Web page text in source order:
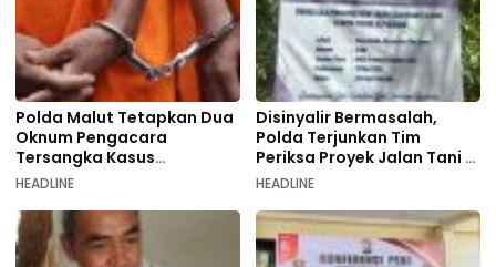
Polda Malut Tetapkan Dua
Oknum Pengacara
Tersangka Kasus
Pemalsuan Dokumen
HEADLINE
Disinyalir Bermasalah,
Polda Terjunkan Tim
Periksa Proyek Jalan Tani di
Galala
HEADLINE